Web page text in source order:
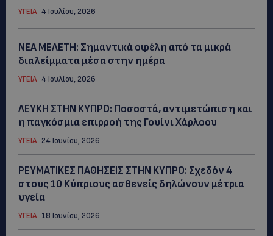
ΥΓΕΙΑ 4 Ιουλίου, 2026
ΝΕΑ ΜΕΛΕΤΗ: Σημαντικά οφέλη από τα μικρά
διαλείμματα μέσα στην ημέρα
ΥΓΕΙΑ 4 Ιουλίου, 2026
ΛΕΥΚΗ ΣΤΗΝ ΚΥΠΡΟ: Ποσοστά, αντιμετώπιση και
η παγκόσμια επιρροή της Γουίνι Χάρλοου
ΥΓΕΙΑ 24 Ιουνίου, 2026
ΡΕΥΜΑΤΙΚΕΣ ΠΑΘΗΣΕΙΣ ΣΤΗΝ ΚΥΠΡΟ: Σχεδόν 4
στους 10 Κύπριους ασθενείς δηλώνουν μέτρια
υγεία
ΥΓΕΙΑ 18 Ιουνίου, 2026